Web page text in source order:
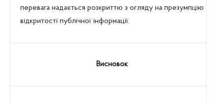
перевага надається розкриттю з огляду на презумпцію
відкритості публічної інформації.
Висновок